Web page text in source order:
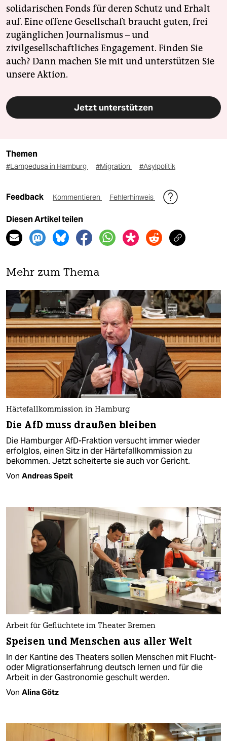
solidarischen Fonds für deren Schutz und Erhalt
auf. Eine offene Gesellschaft braucht guten, frei
zugänglichen Journalismus – und
zivilgesellschaftliches Engagement. Finden Sie
auch? Dann machen Sie mit und unterstützen Sie
unsere Aktion.
Jetzt unterstützen
Themen
#Lampedusa in Hamburg #Migration #Asylpolitik
Feedback Kommentieren Fehlerhinweis
Diesen Artikel teilen
Mehr zum Thema
Härtefallkommission in Hamburg
Die AfD muss draußen bleiben
Die Hamburger AfD-Fraktion versucht immer wieder
erfolglos, einen Sitz in der Härtefallkommission zu
bekommen. Jetzt scheiterte sie auch vor Gericht.
Von Andreas Speit
Arbeit für Geflüchtete im Theater Bremen
Speisen und Menschen aus aller Welt
In der Kantine des Theaters sollen Menschen mit Flucht-
oder Migrationserfahrung deutsch lernen und für die
Arbeit in der Gastronomie geschult werden.
Von Alina Götz